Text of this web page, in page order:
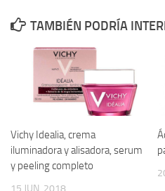
TAMBIÉN PODRÍA
Vichy Idealia, crema
iluminadora y alisadora, serum
y peeling completo
15 JUN, 2018